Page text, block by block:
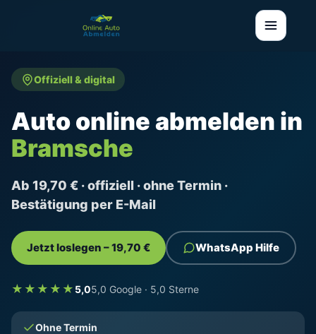
Offiziell & digital
Auto online abmelden in
Bramsche
Ab 19,70 € · offiziell · ohne Termin ·
Bestätigung per E-Mail
Jetzt loslegen – 19,70 € WhatsApp Hilfe
★★★★★ 5,05,0 Google · 5,0 Sterne
Ohne Termin